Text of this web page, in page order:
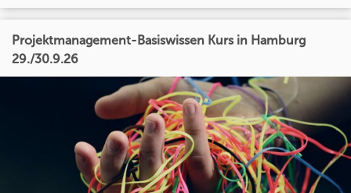
Projektmanagement-Basiswissen Kurs in Hamburg
29./30.9.26